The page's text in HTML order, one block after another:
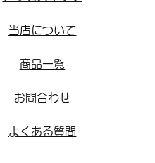
当店について
商品一覧
お問合わせ
​よくある質問